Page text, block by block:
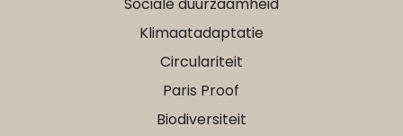
Klimaatadaptatie
Circulariteit
Paris Proof
Biodiversiteit